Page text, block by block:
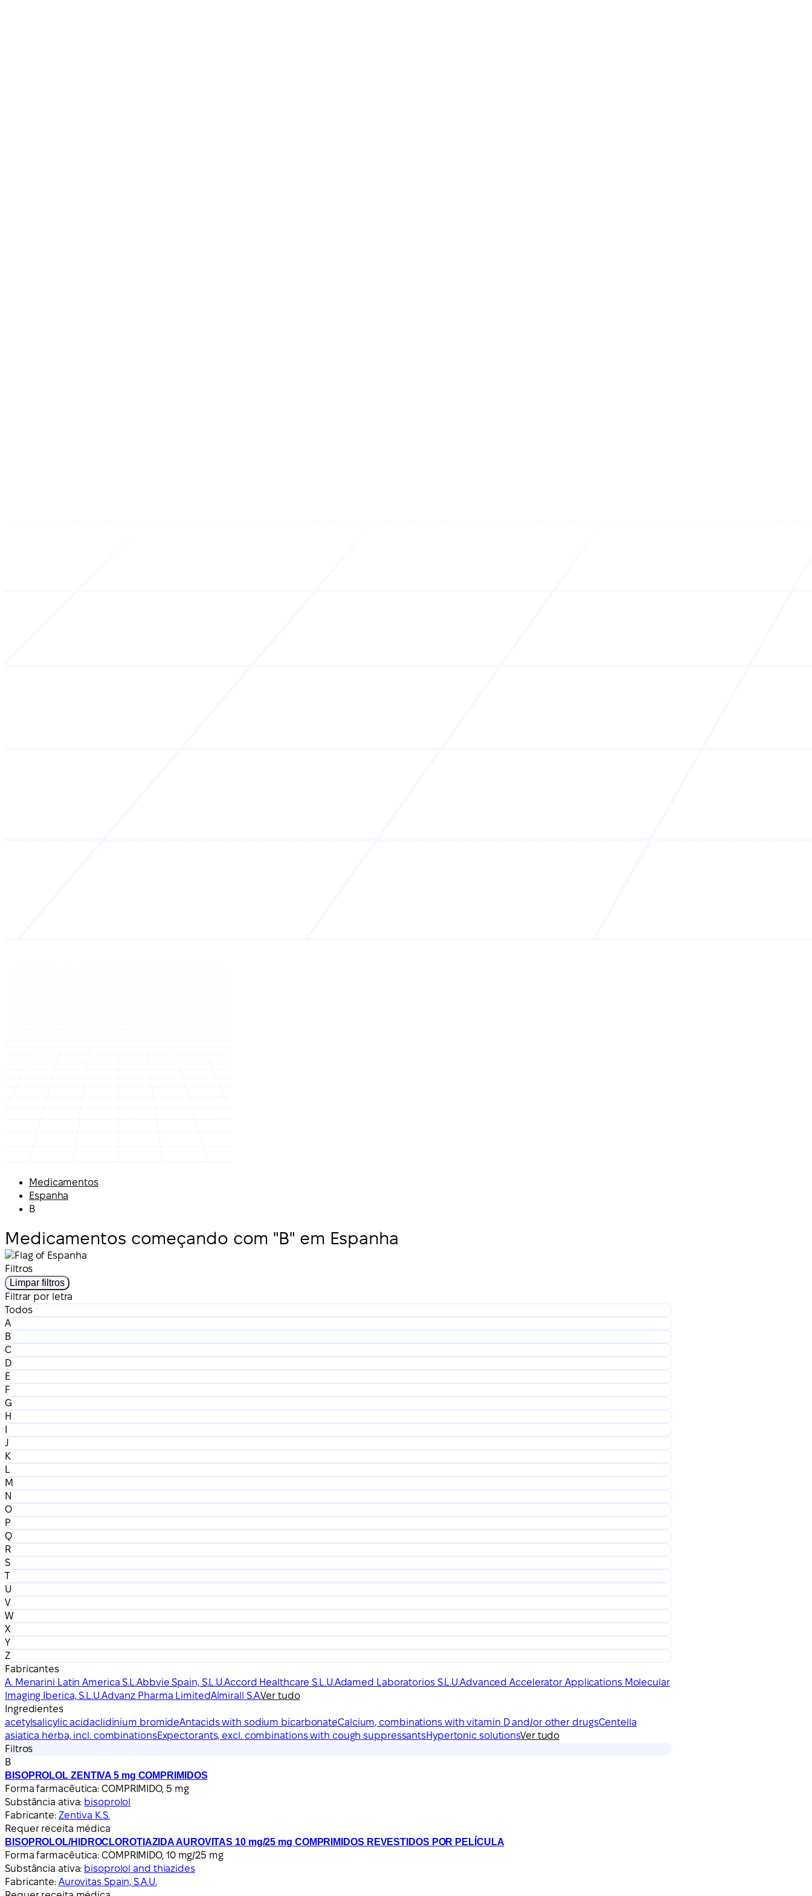
Medicamentos
Espanha
B
Medicamentos começando com "B" em Espanha
Filtros
Limpar filtros
Filtrar por letra
Todos
A
B
C
D
E
F
G
H
I
J
K
L
M
N
O
P
Q
R
S
T
U
V
W
X
Y
Z
Fabricantes
A. Menarini Latin America S.L.Abbvie Spain, S.L.U.Accord Healthcare S.L.U.Adamed Laboratorios S.L.U.Advanced Accelerator Applications Molecular
Imaging Iberica, S.L.U.Advanz Pharma LimitedAlmirall S.A.Ver tudo
Ingredientes
acetylsalicylic acidaclidinium bromideAntacids with sodium bicarbonateCalcium, combinations with vitamin D and/or other drugsCentella
asiatica herba, incl. combinationsExpectorants, excl. combinations with cough suppressantsHypertonic solutionsVer tudo
Filtros
B
BISOPROLOL ZENTIVA 5 mg COMPRIMIDOS
Forma farmacêutica: COMPRIMIDO, 5 mg
Substância ativa: bisoprolol
Fabricante: Zentiva K.S.
Requer receita médica
BISOPROLOL/HIDROCLOROTIAZIDA AUROVITAS 10 mg/25 mg COMPRIMIDOS REVESTIDOS POR PELÍCULA
Forma farmacêutica: COMPRIMIDO, 10 mg/25 mg
Substância ativa: bisoprolol and thiazides
Fabricante: Aurovitas Spain, S.A.U.